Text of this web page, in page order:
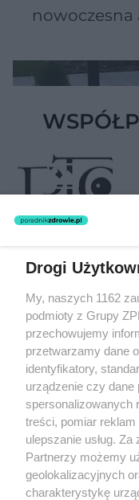
Żaden utwór
rozpowszechniany lub
(w tym także
eksploatacji w
Internecie bez pisemnej
lub wykorzystanie
prawa, tzn. bez
może być ścigane
Drogi
My, naszych 1162
podmioty z Grupy
przechowujemy
przetwarzamy dane
identyfikatory,
urządzenie czy dane
spersonalizowanych
treści, pomiar
ulepszanie usług.
Partnerzy możemy
geolokalizacyjnych
charakterystykę